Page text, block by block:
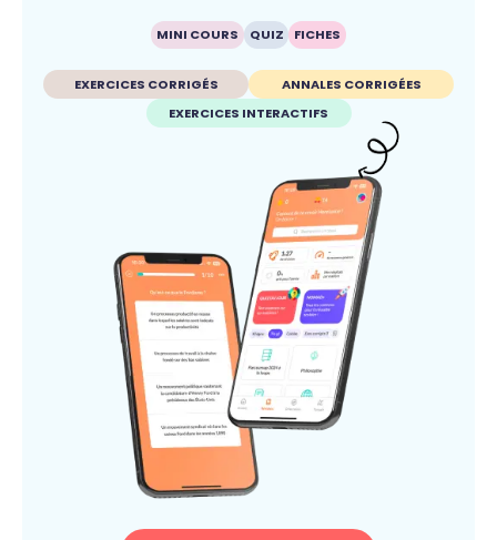
MINI COURS QUIZ FICHES
EXERCICES CORRIGÉS
ANNALES CORRIGÉES
EXERCICES INTERACTIFS